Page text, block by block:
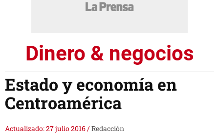
Dinero & negocios
Estado y economía en
Centroamérica
Actualizado: 27 julio 2016/Redacción